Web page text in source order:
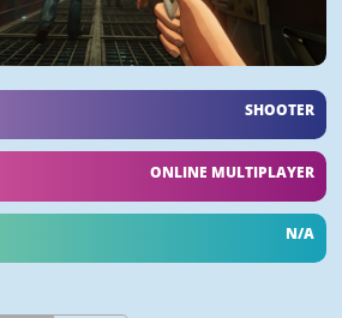
SHOOTER
ONLINE MULTIPLAYER
N/A